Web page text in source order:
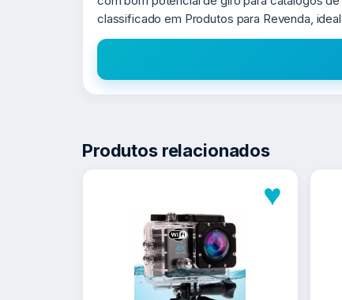
classificado em Produtos para Revenda,
Produtos relacionados
♥